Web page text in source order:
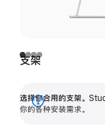
支架
选择你合用的支架。
你的各种安装需求。
展